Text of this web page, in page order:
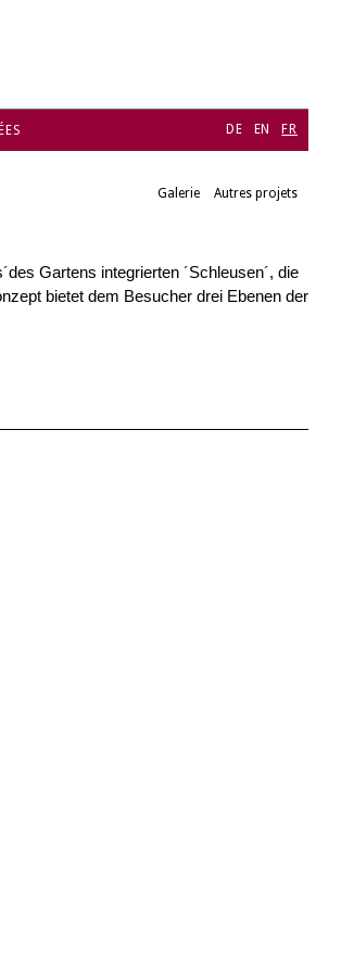
DE EN FR
Galerie Autres projets
Gartens integrierten ´Schleusen´, die
bietet dem Besucher drei Ebenen der